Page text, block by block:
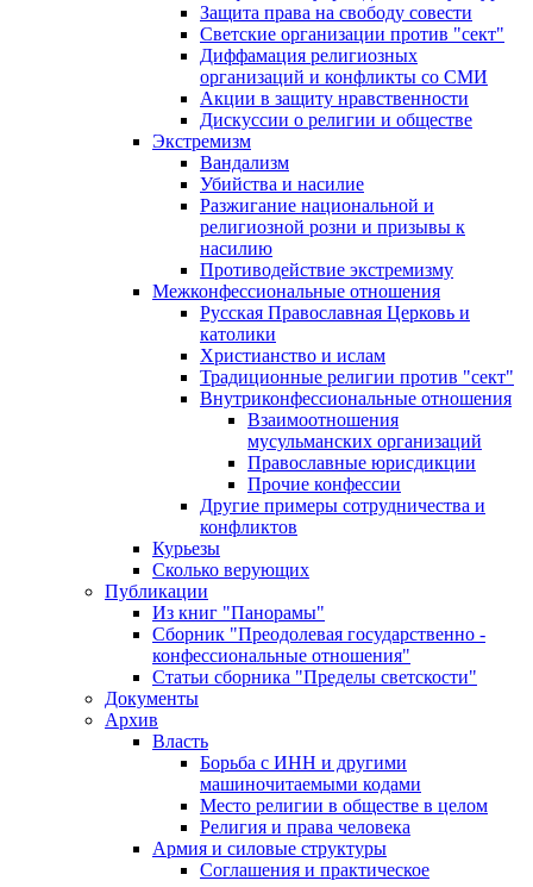
Защита права на свободу совести
Светские организации против "сект"
Диффамация религиозных
организаций и конфликты со СМИ
Акции в защиту нравственности
Дискуссии о религии и обществе
Экстремизм
Вандализм
Убийства и насилие
Разжигание национальной и
религиозной розни и призывы к
насилию
Противодействие экстремизму
Межконфессиональные отношения
Русская Православная Церковь и
католики
Христианство и ислам
Традиционные религии против "сект"
Внутриконфессиональные отношения
Взаимоотношения
мусульманских организаций
Православные юрисдикции
Прочие конфессии
Другие примеры сотрудничества и
конфликтов
Курьезы
Сколько верующих
Публикации
Из книг "Панорамы"
Сборник "Преодолевая государственно -
конфессиональные отношения"
Статьи сборника "Пределы светскости"
Документы
Архив
Власть
Борьба с ИНН и другими
машиночитаемыми кодами
Место религии в обществе в целом
Религия и права человека
Армия и силовые структуры
Соглашения и практическое